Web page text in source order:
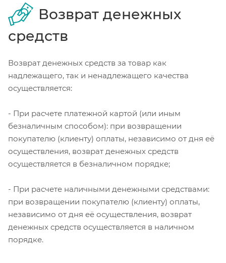
Возврат денежных
средств
Возврат денежных средств за товар как
надлежащего, так и ненадлежащего качества
осуществляется:
- При расчете платежной картой (или иным
безналичным способом): при возвращении
покупателю (клиенту) оплаты, независимо от дня её
осуществления, возврат денежных средств
осуществляется в безналичном порядке;
- При расчете наличными денежными средствами:
при возвращении покупателю (клиенту) оплаты,
независимо от дня её осуществления, возврат
денежных средств осуществляется в наличном
порядке.